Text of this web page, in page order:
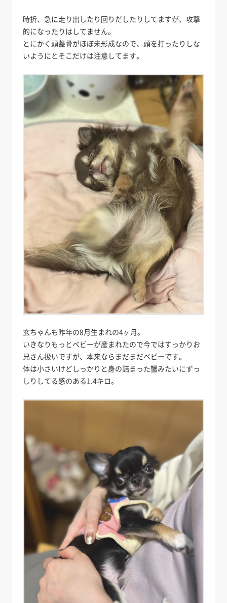
時折、急に走り出したり回りだしたりしてますが、攻撃
的になったりはしてません。
とにかく頭蓋骨がほぼ未形成なので、頭を打ったりしな
いようにとそこだけは注意してます。
玄ちゃんも昨年の8月生まれの4ヶ月。
いきなりもっとベビーが産まれたので今ではすっかりお
兄さん扱いですが、本来ならまだまだベビーです。
体は小さいけどしっかりと身の詰まった蟹みたいにずっ
しりしてる感のある1.4キロ。